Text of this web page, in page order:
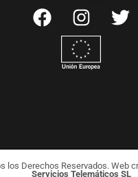
los Derechos Reservados. Web
Servicios Telemáticos SL